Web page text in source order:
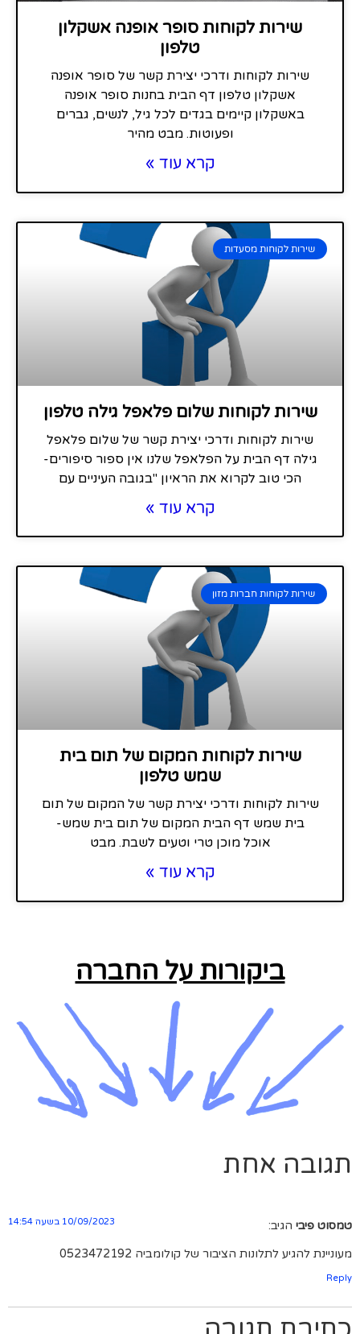
שירות לקוחות סופר אופנה אשקלון
טלפון
שירות לקוחות ודרכי יצירת קשר של סופר אופנה
אשקלון טלפון דף הבית בחנות סופר אופנה
באשקלון קיימים בגדים לכל גיל, לנשים, גברים
ופעוטות. מבט מהיר
קרא עוד »
שירות לקוחות מסעדות
שירות לקוחות שלום פלאפל גילה טלפון
שירות לקוחות ודרכי יצירת קשר של שלום פלאפל
גילה דף הבית על הפלאפל שלנו אין ספור סיפורים-
הכי טוב לקרוא את הראיון "בגובה העיניים עם
קרא עוד »
שירות לקוחות חברות מזון
שירות לקוחות המקום של תום בית
שמש טלפון
שירות לקוחות ודרכי יצירת קשר של המקום של תום
בית שמש דף הבית המקום של תום בית שמש-
אוכל מוכן טרי וטעים לשבת. מבט
קרא עוד »
ביקורות על החברה
תגובה אחת
טמסוט פיבי הגיב: 10/09/2023 בשעה 14:54
מעוניינת להגיע לתלונות הציבור של קולומביה 0523472192
Reply